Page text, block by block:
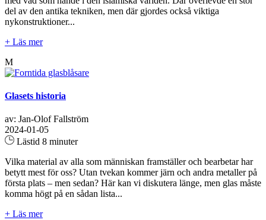
del av den antika tekniken, men där gjordes också viktiga
nykonstruktioner...
+ Läs mer
M
Glasets historia
av: Jan-Olof Fallström
2024-01-05
Lästid 8 minuter
Vilka material av alla som människan framställer och bearbetar har
betytt mest för oss? Utan tvekan kommer järn och andra metaller på
första plats – men sedan? Här kan vi diskutera länge, men glas måste
komma högt på en sådan lista...
+ Läs mer